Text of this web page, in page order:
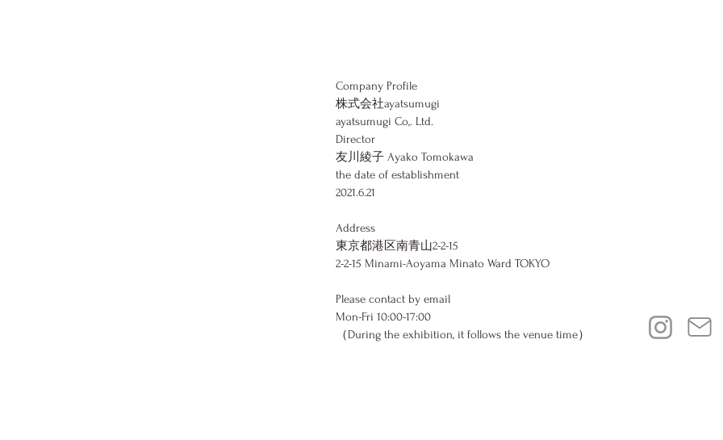
Company Profile
株式会社ayatsumugi
ayatsumugi Co,. Ltd.
Director
友川綾子 Ayako Tomokawa
the date of establishment
2021.6.21
Address
​東京都港区南青山2-2-15
2-2-15 Minami-Aoyama Minato Ward TOKYO
Please contact by email
Mon-Fri 10:00-17:00
（During the exhibition, it follows the venue time）